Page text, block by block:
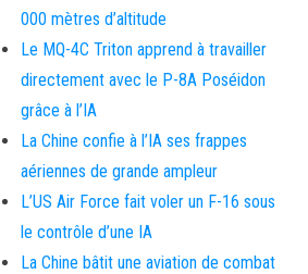
000 mètres d’altitude
Le MQ-4C Triton apprend à travailler
directement avec le P-8A Poséidon
grâce à l’IA
La Chine confie à l’IA ses frappes
aériennes de grande ampleur
L’US Air Force fait voler un F-16 sous
le contrôle d’une IA
La Chine bâtit une aviation de combat